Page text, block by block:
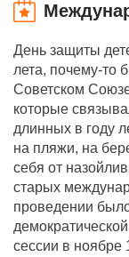
День защиты
лета, почему-то
Советском
которые
длинных в году
на пляжи, на
себя от
старых
проведении
сессии в